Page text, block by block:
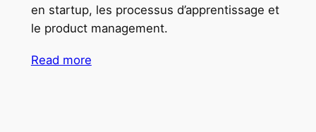
en startup, les processus d’apprentissage et
le product management.
Read more